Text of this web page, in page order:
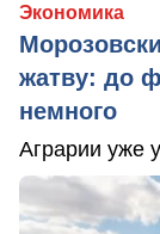
Экономика
жатву: до
немного
Аграрии уже